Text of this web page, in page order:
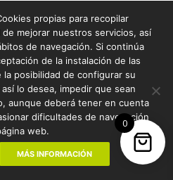
0
propias para recopilar
mejorar nuestros servicios, así
de navegación. Si continúa
de la instalación de las
la posibilidad de configurar su
lo desea, impedir que sean
aunque deberá tener en cuenta
dificultades de navegación
web.
MÁS INFORMACIÓN